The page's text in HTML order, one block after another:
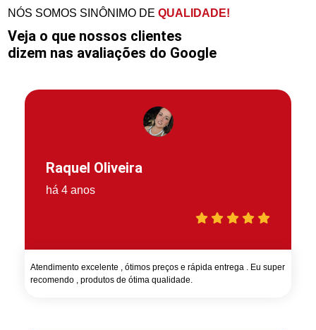
NÓS SOMOS SINÔNIMO DEQUALIDADE!
Veja o que nossos clientes
dizem nas avaliações do Google
Raquel Oliveira
há 4 anos
Atendimento excelente , ótimos preços e rápida entrega . Eu super
recomendo , produtos de ótima qualidade.